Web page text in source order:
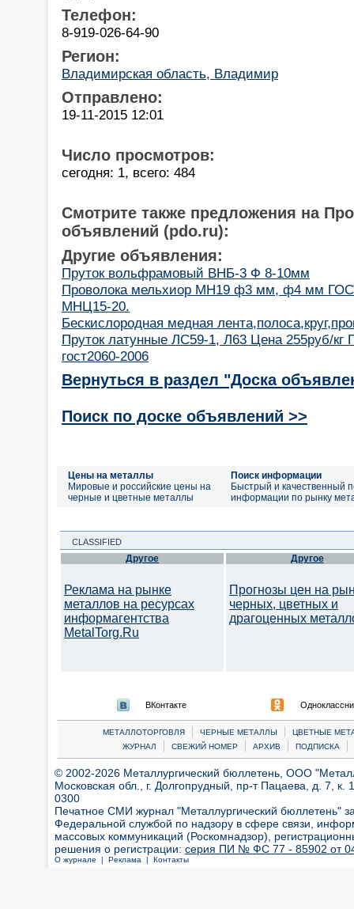
Телефон:
8-919-026-64-90
Регион:
Владимирская область, Владимир
Отправлено:
19-11-2015 12:01
Число просмотров:
сегодня: 1, всего: 484
Смотрите также предложения на
объявлений (pdo.ru):
Другие объявления:
Пруток вольфрамовый ВНБ-3 Ф 8-10мм
Проволока мельхиор МН19 ф3 мм, ф4 мм
МНЦ15-20.
Бескислородная медная
Пруток латунные ЛС59-1, Л63 Цена 255руб/кг
гост2060-2006
Вернуться в раздел "Доска
Поиск по доске объявлений >>
Цены на металлы
Мировые и российские цены на
черные и цветные металлы
Поиск информации
Быстрый и качественный
информации по рынку
CLASSIFIED
Другое
Реклама на рынке
металлов на ресурсах
информагентства
MetalTorg.Ru
Другое
Прогнозы цен на
черных, цветных и
драгоценных
ВКонтакте
МЕТАЛЛОТОРГОВЛЯ | ЧЕРНЫЕ МЕТАЛЛЫ |
ЦВЕТНЫЕ
ЖУРНАЛ
| СВЕЖИЙ НОМЕР | АРХИВ | ПОДПИСКА |
© 2002-2026 Металлургический бюллетень, ООО
Московская обл., г. Долгопрудный, пр-т Пацаева, д. 7,
0300
Печатное СМИ журнал "Металлургический бюллетень"
Федеральной службой по надзору в сфере связи,
массовых коммуникаций (Роскомнадзор),
решения о регистрации: серия ПИ № ФС 77 - 85902 от 04
О журнале | Реклама | Контакты